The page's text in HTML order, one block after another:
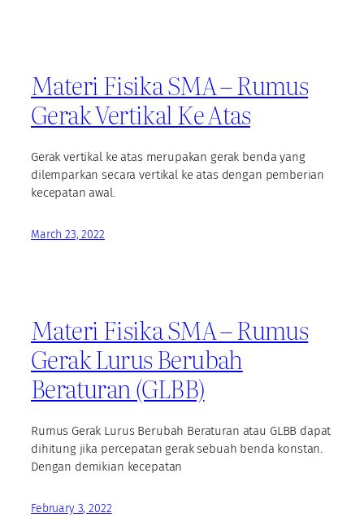
Materi Fisika SMA – Rumus
Gerak Vertikal Ke Atas
Gerak vertikal ke atas merupakan gerak benda yang
dilemparkan secara vertikal ke atas dengan pemberian
kecepatan awal.
March 23, 2022
Materi Fisika SMA – Rumus
Gerak Lurus Berubah
Beraturan (GLBB)
Rumus Gerak Lurus Berubah Beraturan atau GLBB dapat
dihitung jika percepatan gerak sebuah benda konstan.
Dengan demikian kecepatan
February 3, 2022